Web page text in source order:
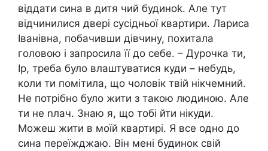
віддати сина в дитя чий будиноk. Але тут
відчинилися двері сусідньої квартири. Лариса
Іванівна, побачивши дівчину, похитала
головою і запросила її до себе. – Дурочка ти,
Ір, треба було влаштуватися куди – небудь,
коли ти помітила, що чоловік твій нікчемний.
Не потрібно було жити з такою людиною. Але
ти не nлач. Знаю я, що тобі йти нікуди.
Можеш жити в моїй квартирі. Я все одно до
сина переїжджаю. Він мені будинок свій